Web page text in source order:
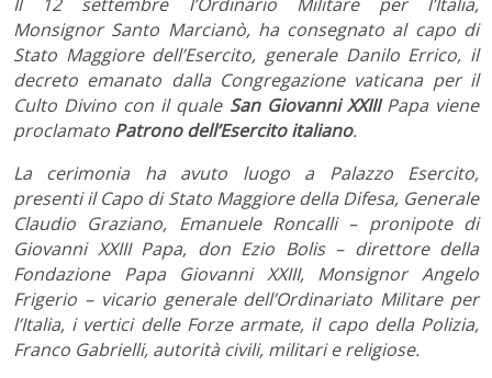
Monsignor Santo Marcianò, ha consegnato al capo di
Stato Maggiore dell’Esercito, generale Danilo Errico, il
decreto emanato dalla Congregazione vaticana per il
Culto Divino con il quale San Giovanni XXIIIPapa viene
proclamato Patrono dell’Esercito italiano.
La cerimonia ha avuto luogo a Palazzo Esercito,
presenti il Capo di Stato Maggiore della Difesa, Generale
Claudio Graziano, Emanuele Roncalli – pronipote di
Giovanni XXIII Papa, don Ezio Bolis – direttore della
Fondazione Papa Giovanni XXIII, Monsignor Angelo
Frigerio – vicario generale dell’Ordinariato Militare per
l’Italia, i vertici delle Forze armate, il capo della Polizia,
Franco Gabrielli, autorità civili, militari e religiose.